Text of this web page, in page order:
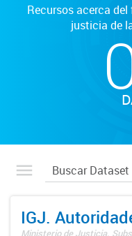
Recursos acerca
justicia de
IGJ.
Ministerio de Justicia.